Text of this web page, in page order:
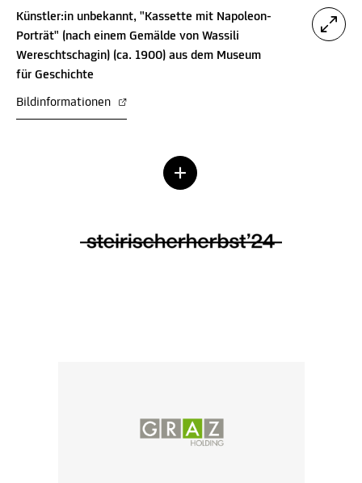
Künstler:in unbekannt, "Kassette mit Napoleon-
Porträt" (nach einem Gemälde von Wassili
Wereschtschagin) (ca. 1900) aus dem Museum
für Geschichte
Bildinformationen